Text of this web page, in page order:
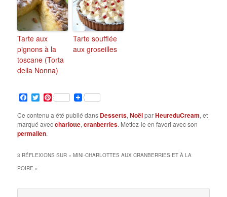
Tarte aux
pignons à la
toscane (Torta
della Nonna)
Tarte soufflée
aux groseilles
Facebook
TwitterPinterest
Ce contenu a été publié dans Desserts,NoëlparHeureduCream, et
marqué aveccharlotte,cranberries. Mettez-le en favori avec son
permalien.
3 RÉFLEXIONS SUR «MINI-CHARLOTTES AUX CRANBERRIES ET À LA
POIRE »